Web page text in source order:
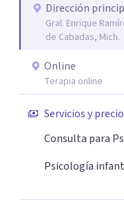
Dirección
Gral. Enrique
de Cabadas, Mich.
Online
Terapia online
Servicios y
Consulta para
Psicología